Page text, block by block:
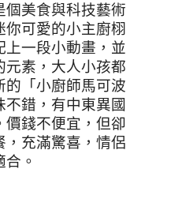
個美食與科技藝術
可愛的小主廚栩
上一段小動畫，並
元素，大人小孩都
的「小廚師馬可波
錯，有中東異國
價錢不便宜，但卻
，充滿驚喜，情侶
。